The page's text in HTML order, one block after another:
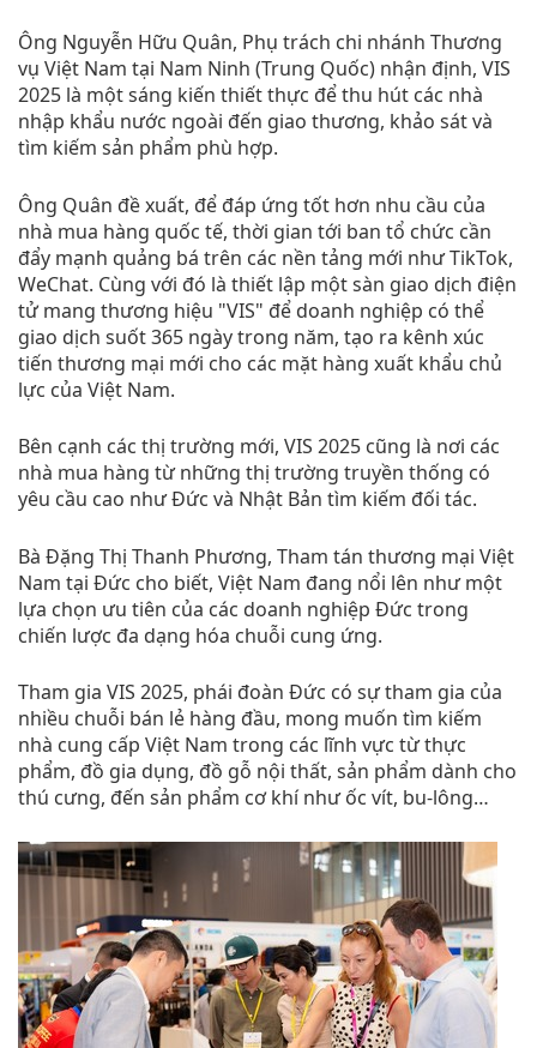
Ông Nguyễn Hữu Quân, Phụ trách chi nhánh Thương
vụ Việt Nam tại Nam Ninh (Trung Quốc) nhận định, VIS
2025 là một sáng kiến thiết thực để thu hút các nhà
nhập khẩu nước ngoài đến giao thương, khảo sát và
tìm kiếm sản phẩm phù hợp.
Ông Quân đề xuất, để đáp ứng tốt hơn nhu cầu của
nhà mua hàng quốc tế, thời gian tới ban tổ chức cần
đẩy mạnh quảng bá trên các nền tảng mới như TikTok,
WeChat. Cùng với đó là thiết lập một sàn giao dịch điện
tử mang thương hiệu "VIS" để doanh nghiệp có thể
giao dịch suốt 365 ngày trong năm, tạo ra kênh xúc
tiến thương mại mới cho các mặt hàng xuất khẩu chủ
lực của Việt Nam.
Bên cạnh các thị trường mới, VIS 2025 cũng là nơi các
nhà mua hàng từ những thị trường truyền thống có
yêu cầu cao như Đức và Nhật Bản tìm kiếm đối tác.
Bà Đặng Thị Thanh Phương, Tham tán thương mại Việt
Nam tại Đức cho biết, Việt Nam đang nổi lên như một
lựa chọn ưu tiên của các doanh nghiệp Đức trong
chiến lược đa dạng hóa chuỗi cung ứng.
Tham gia VIS 2025, phái đoàn Đức có sự tham gia của
nhiều chuỗi bán lẻ hàng đầu, mong muốn tìm kiếm
nhà cung cấp Việt Nam trong các lĩnh vực từ thực
phẩm, đồ gia dụng, đồ gỗ nội thất, sản phẩm dành cho
thú cưng, đến sản phẩm cơ khí như ốc vít, bu-lông…